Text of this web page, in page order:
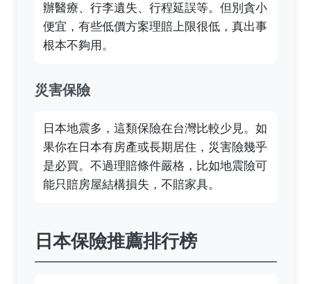
辦醫療、行李遺失、行程延誤等。但別貪小
便宜，有些低價方案理賠上限很低，真出事
根本不夠用。
災害保險
日本地震多，這類保險在台灣比較少見。如
果你在日本有房產或長期居住，災害險幾乎
是必買。不過理賠條件嚴格，比如地震險可
能只賠房屋結構損失，不賠家具。
日本保險推薦排行榜